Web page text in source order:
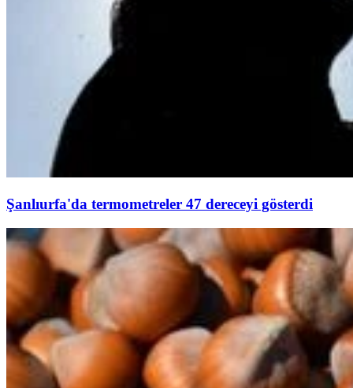
Şanlıurfa'da termometreler 47 dereceyi gösterdi